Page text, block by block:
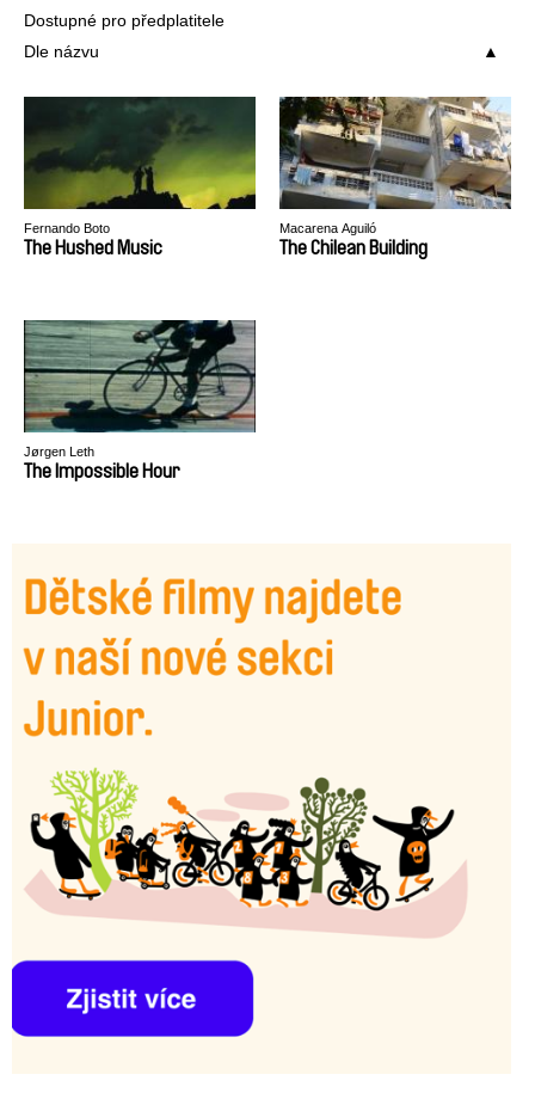
Dostupné pro předplatitele
Dle názvu
Fernando Boto
The Hushed Music
Macarena Aguiló
The Chilean Building
Jørgen Leth
The Impossible Hour